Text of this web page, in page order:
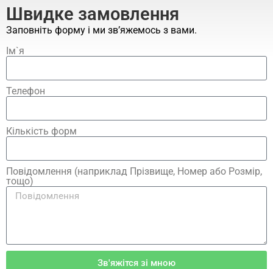
Швидке замовлення
Заповніть форму і ми зв’яжемось з вами.
Ім`я
Телефон
Кількість форм
Повідомлення (наприклад Прізвище, Номер або Розмір,
тощо)
Зв'яжітся зі мною